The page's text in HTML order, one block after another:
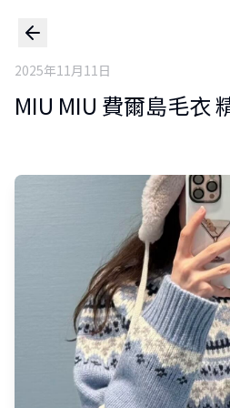
2025年11月11日
MIU MIU 費爾島毛衣